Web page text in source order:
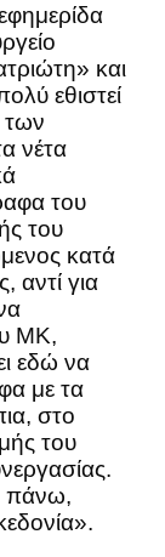
και
εθιστεί
των
νέτα
του
του
κατά
για
MK,
εδώ να
με τα
στο
του
πάνω,